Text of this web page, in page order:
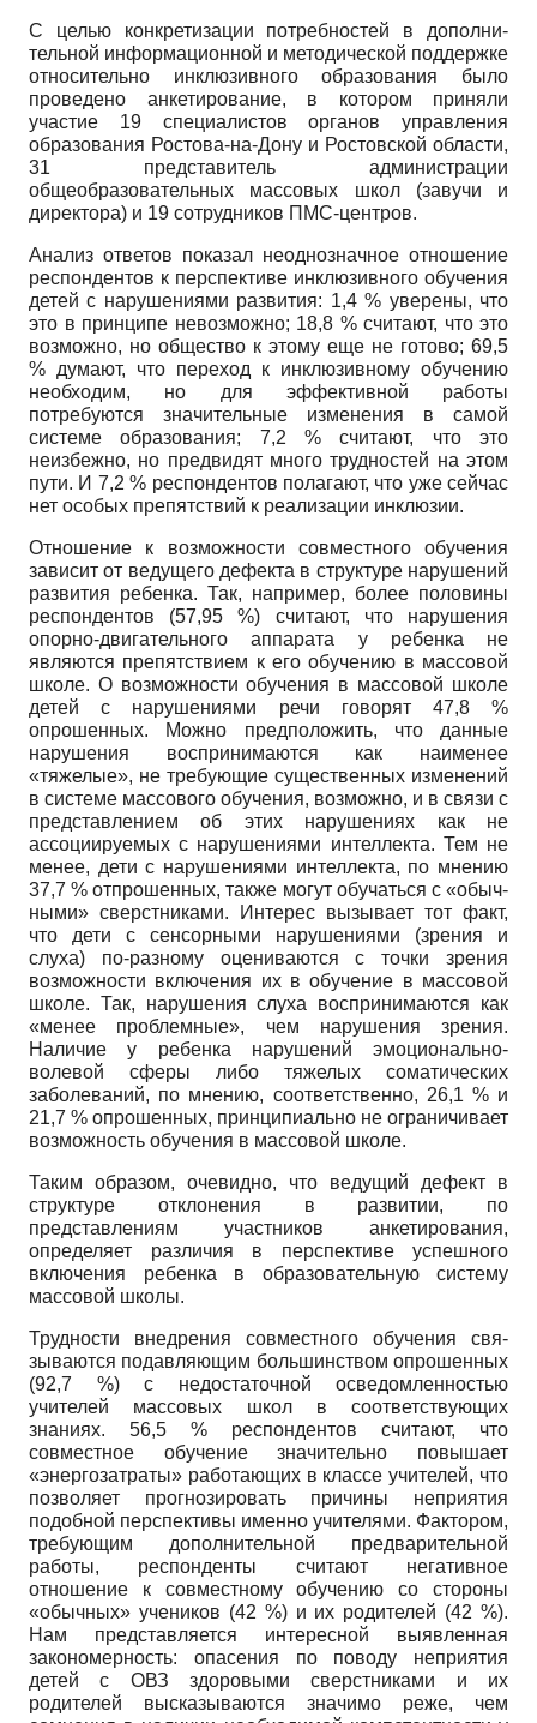
С целью конкретизации потребностей в дополни­
тельной информационной и методической поддержке
относительно инклюзивного образования было
прове­дено анкетирование, в котором приняли
участие 19 спе­циалистов органов управления
образования Ростова-на-Дону и Ростовской области,
31 представитель адми­нистрации
общеобразовательных массовых школ (заву­чи и
директора) и 19 сотрудников ПМС-центров.
Анализ ответов показал неоднозначное отношение
респондентов к перспективе инклюзивного обучения
детей с нарушениями развития: 1,4 % уверены, что
это в принципе невозможно; 18,8 % считают, что это
воз­можно, но общество к этому еще не готово; 69,5
% ду­мают, что переход к инклюзивному обучению
необхо­дим, но для эффективной работы
потребуются значи­тельные изменения в самой
системе образования; 7,2 % считают, что это
неизбежно, но предвидят много трудностей на этом
пути. И 7,2 % респондентов пола­гают, что уже сейчас
нет особых препятствий к реали­зации инклюзии.
Отношение к возможности совместного обучения
зависит от ведущего дефекта в структуре нарушений
развития ребенка. Так, например, более половины
рес­пондентов (57,95 %) считают, что нарушения
опорно-двигательного аппарата у ребенка не
являются пре­пятствием к его обучению в массовой
школе. О воз­можности обучения в массовой школе
детей с наруше­ниями речи говорят 47,8 %
опрошенных. Можно пред­положить, что данные
нарушения воспринимаются как наименее
«тяжелые», не требующие существенных изменений
в системе массового обучения, возможно, и в связи с
представлением об этих нарушениях как не
ассоциируемых с нарушениями интеллекта. Тем не
менее, дети с нарушениями интеллекта, по мнению
37,7 % отпрошенных, также могут обучаться с «обыч­
ными» сверстниками. Интерес вызывает тот факт,
что дети с сенсорными нарушениями (зрения и
слуха) по-разному оцениваются с точки зрения
возможности включения их в обучение в массовой
школе. Так, нару­шения слуха воспринимаются как
«менее проблем­ные», чем нарушения зрения.
Наличие у ребенка нару­шений эмоционально-
волевой сферы либо тяжелых соматических
заболеваний, по мнению, соответствен­но, 26,1 % и
21,7 % опрошенных, принципиально не ог­раничивает
возможность обучения в массовой школе.
Таким образом, очевидно, что ведущий дефект в
структуре отклонения в развитии, по
представлениям участников анкетирования,
определяет различия в перспективе успешного
включения ребенка в образо­вательную систему
массовой школы.
Трудности внедрения совместного обучения свя­
зываются подавляющим большинством опрошенных
(92,7 %) с недостаточной осведомленностью
учителей массовых школ в соответствующих
знаниях. 56,5 % ре­спондентов считают, что
совместное обучение значи­тельно повышает
«энергозатраты» работающих в классе учителей, что
позволяет прогнозировать при­чины неприятия
подобной перспективы именно учи­телями. Фактором,
требующим дополнительной пред­варительной
работы, респонденты считают негативное
отношение к совместному обучению со стороны
«обычных» учеников (42 %) и их родителей (42 %).
Нам представляется интересной выявленная
законо­мерность: опасения по поводу неприятия
детей с ОВЗ здоровыми сверстниками и их
родителей высказыва­ются значимо реже, чем